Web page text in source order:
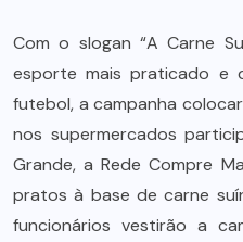
Com o slogan “A Carne
esporte mais praticado e
futebol, a campanha
nos supermercados
Grande, a Rede Compre
pratos à base de carne
funcionários vestirão a